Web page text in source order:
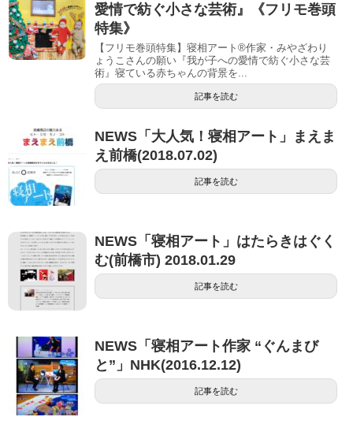
愛情で紡ぐ小さな芸術』《フリモ巻頭
特集》
【フリモ巻頭特集】寝相アート®︎作家・みやざわり
ょうこさんの願い『我が子への愛情で紡ぐ小さな芸
術』寝ている赤ちゃんの背景を...
記事を読む
NEWS「大人気！寝相アート」まえま
え前橋(2018.07.02)
記事を読む
NEWS「寝相アート」はたらきはぐく
む(前橋市) 2018.01.29
記事を読む
NEWS「寝相アート作家 “ぐんまび
と”」NHK(2016.12.12)
記事を読む